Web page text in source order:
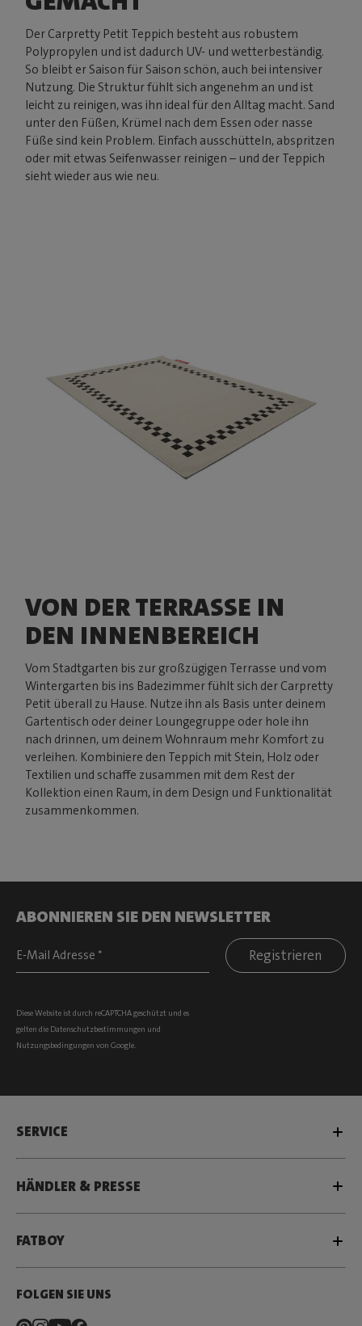
Der Carpretty Petit Teppich besteht aus robustem
Polypropylen und ist dadurch UV- und wetterbeständig.
So bleibt er Saison für Saison schön, auch bei intensiver
Nutzung. Die Struktur fühlt sich angenehm an und ist
leicht zu reinigen, was ihn ideal für den Alltag macht. Sand
unter den Füßen, Krümel nach dem Essen oder nasse
Füße sind kein Problem. Einfach ausschütteln, abspritzen
oder mit etwas Seifenwasser reinigen – und der Teppich
sieht wieder aus wie neu.
VON DER TERRASSE IN
DEN INNENBEREICH
Vom Stadtgarten bis zur großzügigen Terrasse und vom
Wintergarten bis ins Badezimmer fühlt sich der Carpretty
Petit überall zu Hause. Nutze ihn als Basis unter deinem
Gartentisch oder deiner Loungegruppe oder hole ihn
nach drinnen, um deinem Wohnraum mehr Komfort zu
verleihen. Kombiniere den Teppich mit Stein, Holz oder
Textilien und schaffe zusammen mit dem Rest der
Kollektion einen Raum, in dem Design und Funktionalität
zusammenkommen.
ABONNIEREN SIE DEN NEWSLETTER
Registrieren
Diese Website ist durch reCAPTCHA geschützt und es
gelten die Datenschutzbestimmungen und
Nutzungsbedingungen von Google.
SERVICE
HÄNDLER & PRESSE
FATBOY
FOLGEN SIE UNS